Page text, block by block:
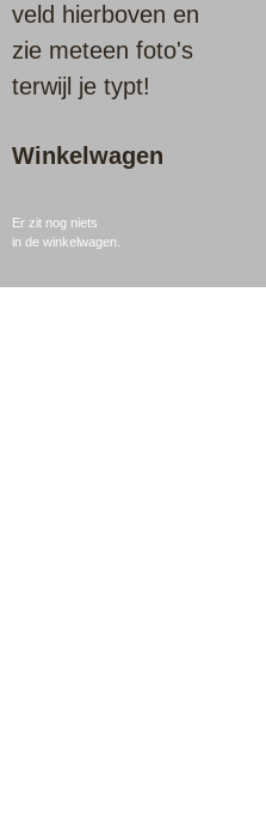
veld hierboven en
zie meteen foto's
terwijl je typt!
Winkelwagen
Er zit nog niets
in de winkelwagen.